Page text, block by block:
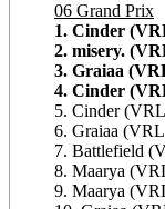
06 Grand Prix
1. Cinder
2. misery.
3. Graiaa
4. Cinder
5. Cinder
6. Graiaa
7. Battlefield
8. Maarya
9. Maarya